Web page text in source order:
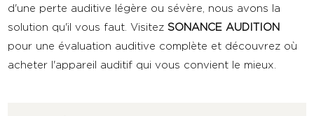
d'une perte auditive légère ou sévère, nous avons la
solution qu'il vous faut. VisitezSONANCE AUDITION
pour une évaluation auditive complète et découvrez où
acheter l'appareil auditif qui vous convient le mieux.